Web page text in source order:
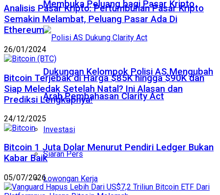
Membuka Peluang bagi Pasar Kripto
Dukungan Kelompok Polisi AS Mengubah
Arah Pembahasan Clarity Act
Investasi
Siaran Pers
Lowongan Kerja
Analisis Pasar Kripto: Pertumbuhan Pasar Kripto
Semakin Melambat, Peluang Pasar Ada Di
Ethereum
26/01/2024
Bitcoin Terjebak di Harga $85K hingga $90K dan
Siap Meledak Setelah Natal? Ini Alasan dan
Prediksi Lengkapnya!
24/12/2025
Bitcoin 1 Juta Dolar Menurut Pendiri Ledger Bukan
Kabar Baik
05/07/2026